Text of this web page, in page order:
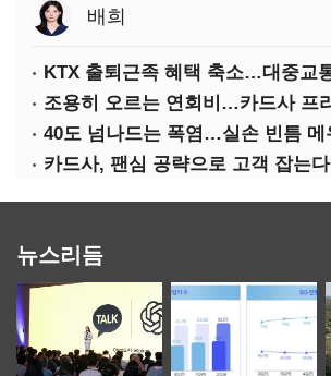
배희
카드사, 팬심 공략으로 고객 잡는다
뉴스리듬